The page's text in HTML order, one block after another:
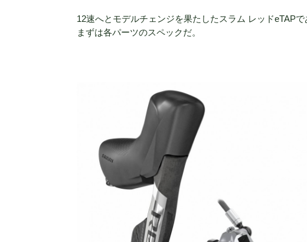
12速へとモデルチェンジを果たしたスラム レッドeTAP
まずは各パーツのスペックだ。